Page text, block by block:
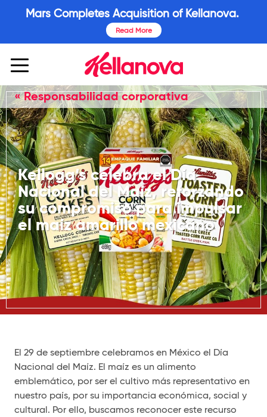
Mars Completes Acquisition of Kellanova.
Read More
« Responsabilidad corporativa
Kellogg’s celebra el Día
Nacional del Maíz, reforzando
su compromiso para impulsar
el maíz amarillo mexicano
El 29 de septiembre celebramos en México el Día
Nacional del Maíz. El maíz es un alimento
emblemático, por ser el cultivo más representativo en
nuestro país, por su importancia económica, social y
cultural. Por ello, buscamos reconocer este recurso